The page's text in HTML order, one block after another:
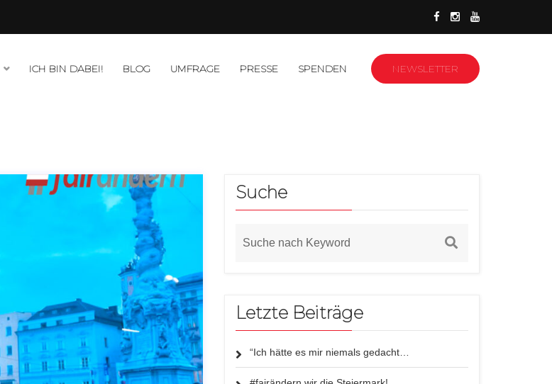
ICH BIN DABEI! BLOG UMFRAGE PRESSE SPENDEN NEWSLETTER
Suche
Letzte Beiträge
“Ich hätte es mir niemals gedacht…